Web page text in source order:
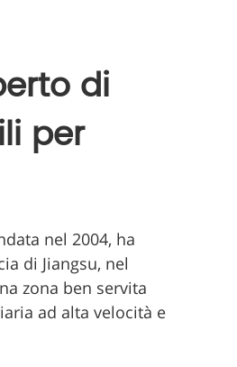
di
per
nel 2004, ha
di Jiangsu, nel
zona ben servita
ad alta velocità e